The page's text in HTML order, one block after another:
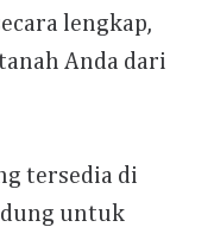
lengkap,
Anda dari
tersedia di
untuk